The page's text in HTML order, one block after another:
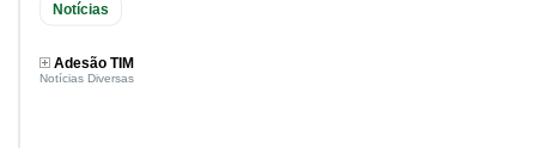
Notícias
Adesão TIM
Notícias Diversas